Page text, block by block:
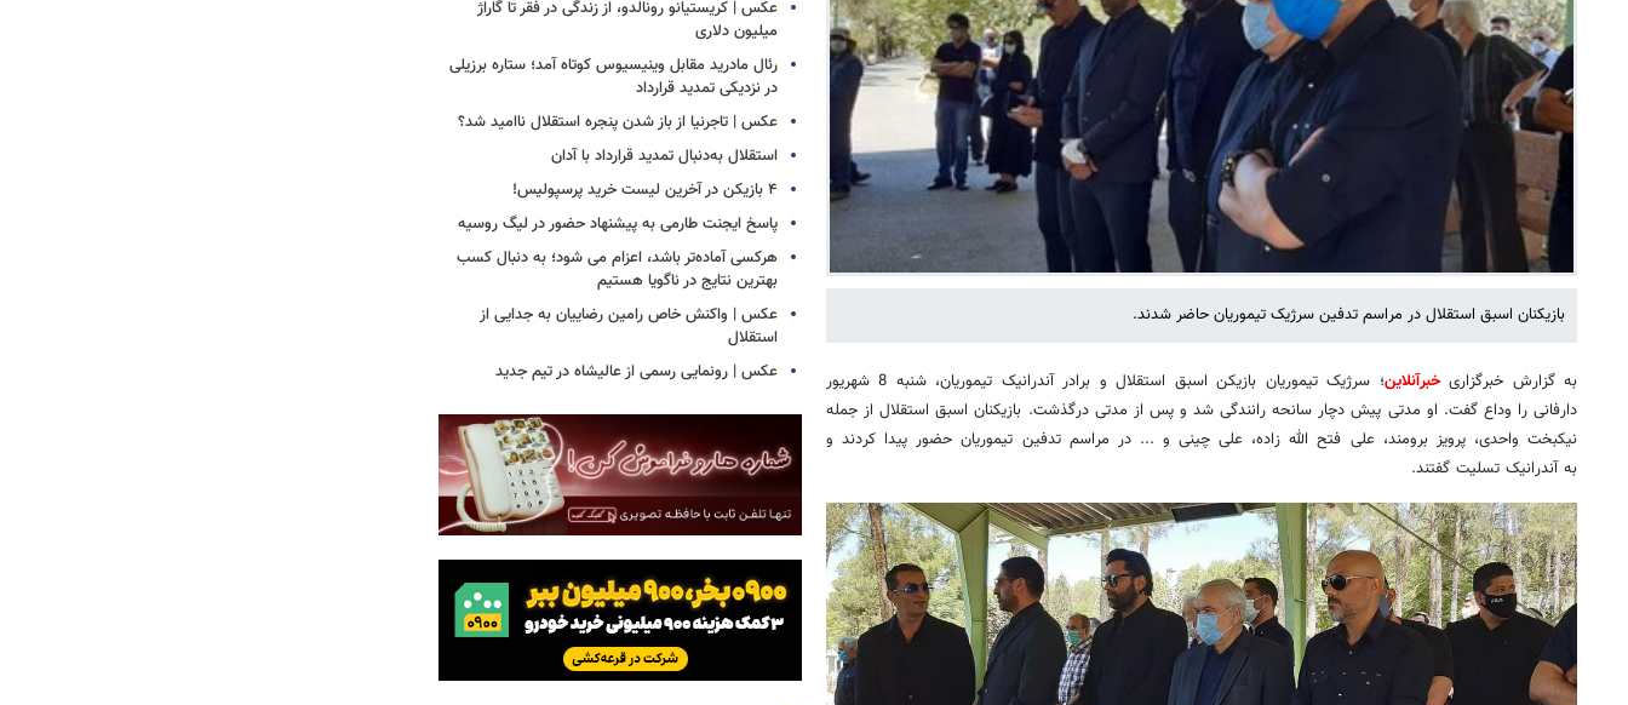
بازیکنان اسبق استقلال در مراسم تدفین سرژیک تیموریان حاضر شدند.
به گزارش خبرگزاریخبرآنلاین
؛ سرژیک تیموریان بازیکن اسبق استقلال و برادر آندرانیک تیموریان، شنبه 8 شهریور
دارفانی را وداع گفت. او مدتی پیش دچار سانحه رانندگی شد و پس از مدتی درگذشت. بازیکنان اسبق استقلال از جمله
نیکبخت واحدی، پرویز برومند، علی فتح الله زاده، علی چینی و ... در مراسم تدفین تیموریان حضور پیدا کردند و
به آندرانیک تسلیت گفتند.
عکس | کریستیانو رونالدو، از زندگی در فقر تا گاراژ
میلیون دلاری
رئال مادرید مقابل وینیسیوس کوتاه آمد؛ ستاره برزیلی
در نزدیکی تمدید قرارداد
عکس | تاجرنیا از باز شدن پنجره استقلال ناامید شد؟
استقلال به‌دنبال تمدید قرارداد با آدان
۴ بازیکن در آخرین لیست خرید پرسپولیس!
پاسخ ایجنت طارمی به پیشنهاد حضور در لیگ روسیه
هرکسی آماده‌تر باشد، اعزام می شود؛ به دنبال کسب
بهترین نتایج در ناگویا هستیم
عکس | واکنش خاص رامین رضاییان به جدایی از
استقلال
عکس | رونمایی رسمی از عالیشاه در تیم جدید